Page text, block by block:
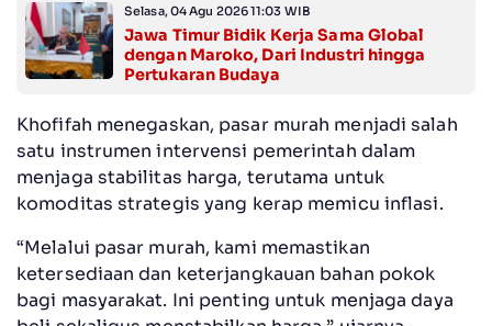
Selasa, 04 Agu 2026 11:03 WIB
Jawa Timur Bidik Kerja Sama Global
dengan Maroko, Dari Industri hingga
Pertukaran Budaya
Khofifah menegaskan, pasar murah menjadi salah
satu instrumen intervensi pemerintah dalam
menjaga stabilitas harga, terutama untuk
komoditas strategis yang kerap memicu inflasi.
“Melalui pasar murah, kami memastikan
ketersediaan dan keterjangkauan bahan pokok
bagi masyarakat. Ini penting untuk menjaga daya